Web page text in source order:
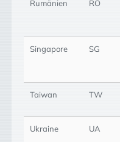
Rumänien RO
Singapore SG
Taiwan TW
Ukraine UA